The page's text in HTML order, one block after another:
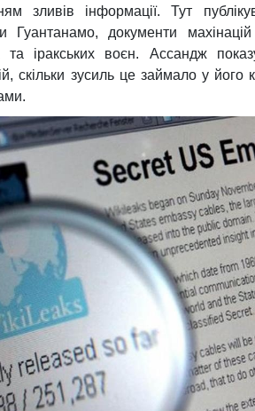
зливів інформації. Тут
документи махінацій
та іракських воєн. Ассандж
скільки зусиль це займало у його